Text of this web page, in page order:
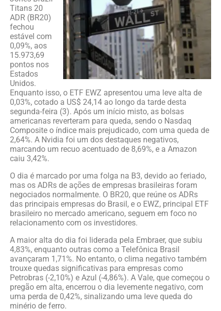
Titans 20
ADR (BR20)
fechou
estável com
0,09%, aos
15.973,69
pontos nos
Estados
Unidos.
Enquanto isso, o ETF EWZ apresentou uma leve alta de
0,03%, cotado a US$ 24,14 ao longo da tarde desta
segunda-feira (3). Após um início misto, as bolsas
americanas reverteram para queda, sendo o Nasdaq
Composite o índice mais prejudicado, com uma queda de
2,64%. A Nvidia foi um dos destaques negativos,
marcando um recuo acentuado de 8,69%, e a Amazon
caiu 3,42%.
O dia é marcado por uma folga na B3, devido ao feriado,
mas os ADRs de ações de empresas brasileiras foram
negociados normalmente. O BR20, que reúne os ADRs
das principais empresas do Brasil, e o EWZ, principal ETF
brasileiro no mercado americano, seguem em foco no
relacionamento com os investidores.
A maior alta do dia foi liderada pela Embraer, que subiu
4,83%, enquanto outras como a Telefônica Brasil
avançaram 1,71%. No entanto, o clima negativo também
trouxe quedas significativas para empresas como
Petrobras (-2,10%) e Azul (-4,86%). A Vale, que começou o
pregão em alta, encerrou o dia levemente negativo, com
uma perda de 0,42%, sinalizando uma leve queda do
minério de ferro.